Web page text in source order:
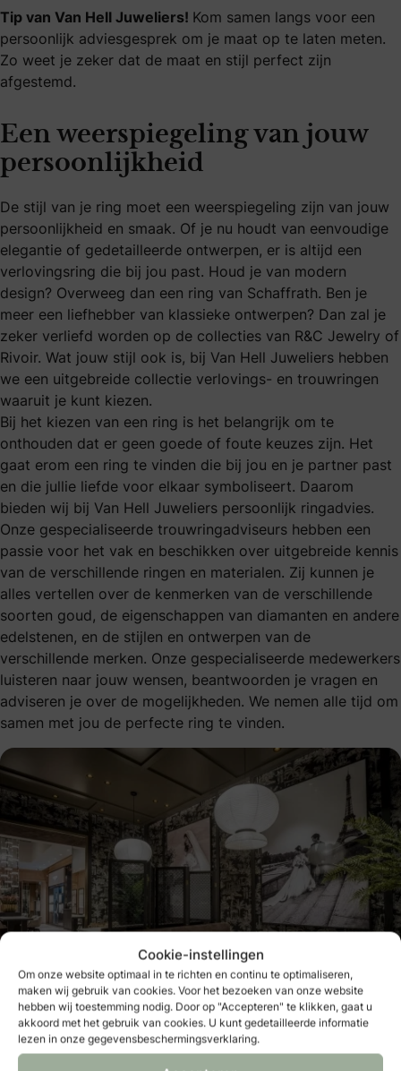
Cookie-instellingen
Om onze website optimaal in te richten en continu te optimaliseren,
maken wij gebruik van cookies. Voor het bezoeken van onze website
hebben wij toestemming nodig. Door op "Accepteren" te klikken, gaat u
akkoord met het gebruik van cookies. U kunt gedetailleerde informatie
lezen in onze gegevensbeschermingsverklaring.
Tip van Van Hell Juweliers! Kom samen langs voor een
persoonlijk adviesgesprek om je maat op te laten meten.
Zo weet je zeker dat de maat en stijl perfect zijn
afgestemd.
Een weerspiegeling van jouw
persoonlijkheid
De stijl van je ring moet een weerspiegeling zijn van jouw
persoonlijkheid en smaak. Of je nu houdt van eenvoudige
elegantie of gedetailleerde ontwerpen, er is altijd een
verlovingsring die bij jou past. Houd je van modern
design? Overweeg dan een ring van Schaffrath. Ben je
meer een liefhebber van klassieke ontwerpen? Dan zal je
zeker verliefd worden op de collecties van R&C Jewelry of
Rivoir. Wat jouw stijl ook is, bij Van Hell Juweliers hebben
we een uitgebreide collectie verlovings- en trouwringen
waaruit je kunt kiezen.
Bij het kiezen van een ring is het belangrijk om te
onthouden dat er geen goede of foute keuzes zijn. Het
gaat erom een ring te vinden die bij jou en je partner past
en die jullie liefde voor elkaar symboliseert. Daarom
bieden wij bij Van Hell Juweliers persoonlijk ringadvies.
Onze gespecialiseerde trouwringadviseurs hebben een
passie voor het vak en beschikken over uitgebreide kennis
van de verschillende ringen en materialen. Zij kunnen je
alles vertellen over de kenmerken van de verschillende
soorten goud, de eigenschappen van diamanten en andere
edelstenen, en de stijlen en ontwerpen van de
verschillende merken. Onze gespecialiseerde medewerkers
luisteren naar jouw wensen, beantwoorden je vragen en
adviseren je over de mogelijkheden. We nemen alle tijd om
samen met jou de perfecte ring te vinden.
Trouwringencorner bij Van Hell Amersfoort.